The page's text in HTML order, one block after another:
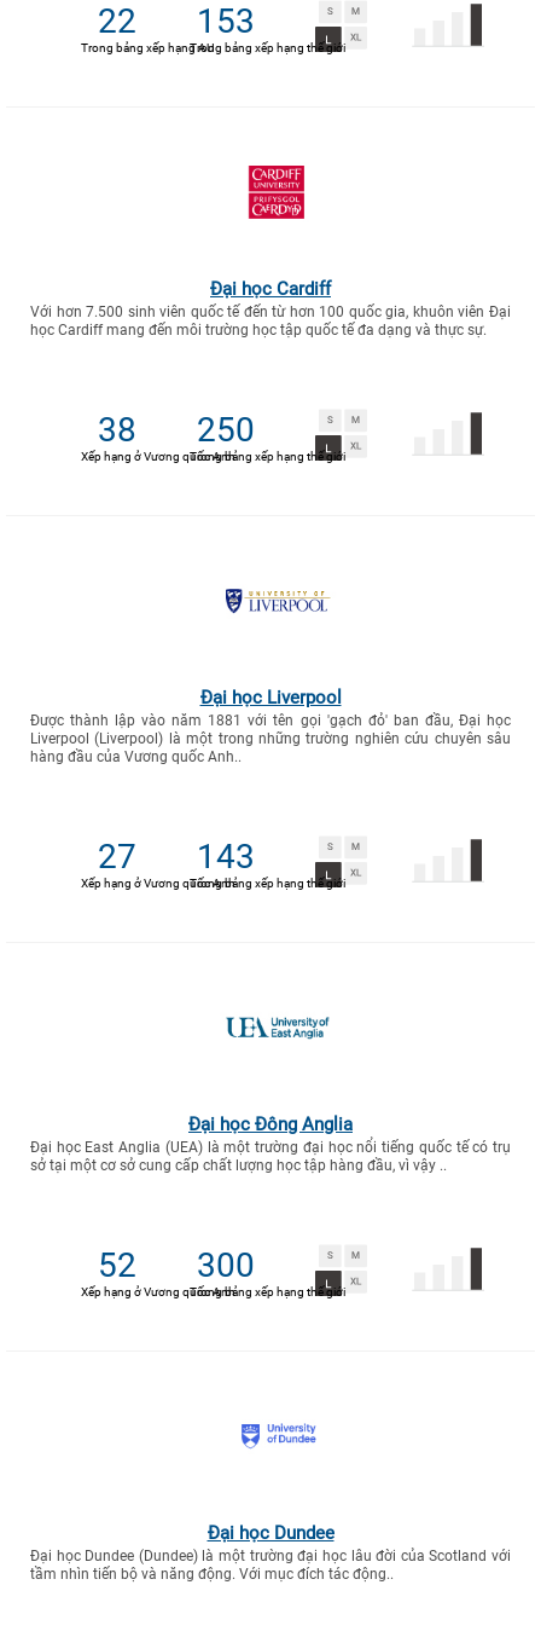
22
Trong bảng xếp hạng AU
153
Trong bảng xếp hạng thế giới
Đại học Cardiff
Với hơn 7.500 sinh viên quốc tế đến từ hơn 100 quốc gia, khuôn viên Đại
học Cardiff mang đến môi trường học tập quốc tế đa dạng và thực sự.
38
Xếp hạng ở Vương quốc Anh
250
Trong bảng xếp hạng thế giới
Đại học Liverpool
Được thành lập vào năm 1881 với tên gọi 'gạch đỏ' ban đầu, Đại học
Liverpool (Liverpool) là một trong những trường nghiên cứu chuyên sâu
hàng đầu của Vương quốc Anh..
27
Xếp hạng ở Vương quốc Anh
143
Trong bảng xếp hạng thế giới
Đại học Đông Anglia
Đại học East Anglia (UEA) là một trường đại học nổi tiếng quốc tế có trụ
sở tại một cơ sở cung cấp chất lượng học tập hàng đầu, vì vậy ..
52
Xếp hạng ở Vương quốc Anh
300
Trong bảng xếp hạng thế giới
Đại học Dundee
Đại học Dundee (Dundee) là một trường đại học lâu đời của Scotland với
tầm nhìn tiến bộ và năng động. Với mục đích tác động..